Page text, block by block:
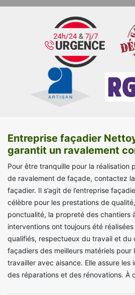
Entreprise façadier
garantit un ravalement
Pour être tranquille pour la réalisation
de ravalement de façade, contactez
façadier. Il s’agit de l’entreprise
célèbre pour les prestations de
ponctualité, la propreté des chantiers
interventions ont toujours été
qualifiés, respectueux du travail et du
façadiers des meilleurs matériels pour
travailler avec aisance. Elle assure les
des réparations et des rénovations. À